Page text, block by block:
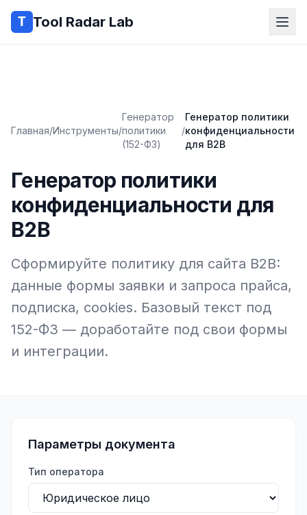
Tool Radar Lab
Главная/Инструменты/
Генератор
политики
(152-ФЗ)
/
Генератор политики
конфиденциальности
для B2B
Генератор политики
конфиденциальности для
B2B
Сформируйте политику для сайта B2B:
данные формы заявки и запроса прайса,
подписка, cookies. Базовый текст под
152-ФЗ — доработайте под свои формы
и интеграции.
Параметры документа
Тип оператора